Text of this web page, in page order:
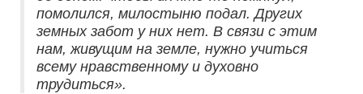
помолился, милостыню подал. Других
земных забот у них нет. В связи с этим
нам, живущим на земле, нужно учиться
всему нравственному и духовно
трудиться».